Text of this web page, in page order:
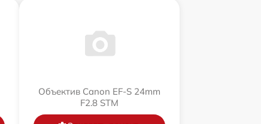
Объектив Canon EF-S 24mm
F2.8 STM